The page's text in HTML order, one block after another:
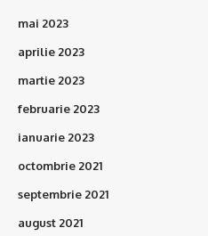
mai 2023
aprilie 2023
martie 2023
februarie 2023
ianuarie 2023
octombrie 2021
septembrie 2021
august 2021